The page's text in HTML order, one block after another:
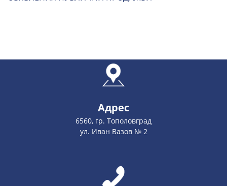
Адрес
6560, гр. Тополовград
ул. Иван Вазов № 2